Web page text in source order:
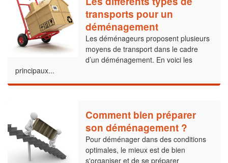
transports pour un
déménagement
Les déménageurs proposent plusieurs
moyens de transport dans le cadre
d’un déménagement. En voici les
principaux...
Comment bien préparer
son déménagement ?
Pour déménager dans des conditions
optimales, le mieux est de bien
s'organiser et de se préparer